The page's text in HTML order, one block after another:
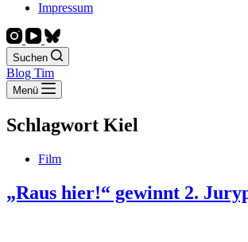
Impressum
Suchen
Blog Tim
Menü
Schlagwort Kiel
Film
„Raus hier!“ gewinnt 2.